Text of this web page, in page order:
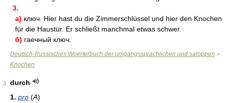
3.
а) ключ. Hier hast du die Zimmerschlüssel und hier den Knochen
für die Haustür. Er schließt manchmal etwas schwer.
б) гаечный ключ.
Deutsch-Russisches Woerterbuch der umgangssprachlichen und saloppen >
Knochen
3
durch
1. prp (A)